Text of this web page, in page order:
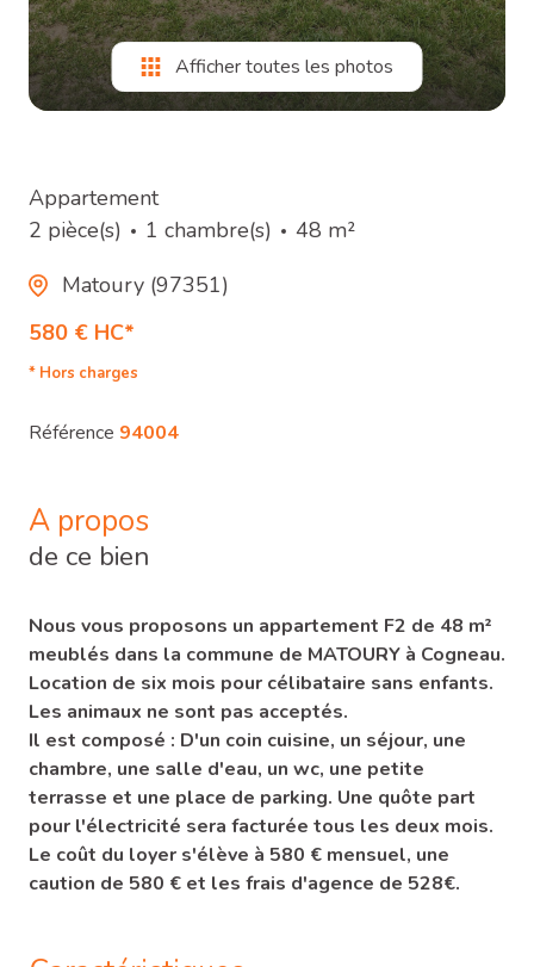
Afficher toutes les photos
Appartement
2 pièce(s)
1 chambre(s)
48 m²
Matoury (97351)
580 € HC*
* Hors charges
Référence 94004
A propos
de ce bien
Nous vous proposons un appartement F2 de 48 m²
meublés dans la commune de MATOURY à Cogneau.
Location de six mois pour célibataire sans enfants.
Les animaux ne sont pas acceptés.
Il est composé : D'un coin cuisine, un séjour, une
chambre, une salle d'eau, un wc, une petite
terrasse et une place de parking. Une quôte part
pour l'électricité sera facturée tous les deux mois.
Le coût du loyer s'élève à 580 € mensuel, une
caution de 580 € et les frais d'agence de 528€.